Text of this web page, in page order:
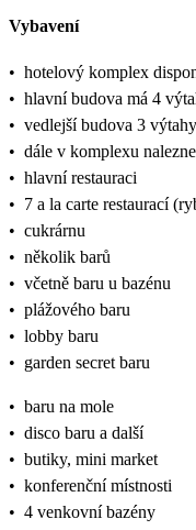
Vybavení
• hotelový komplex
• hlavní budova má 4
• vedlejší budova 3 výtahy
• dále v komplexu
• hlavní restauraci
• 7 a la carte restaurací
• cukrárnu
• několik barů
• včetně baru u bazénu
• plážového baru
• lobby baru
• garden secret baru
• baru na mole
• disco baru a další
• butiky, mini market
• konferenční místnosti
• 4 venkovní bazény